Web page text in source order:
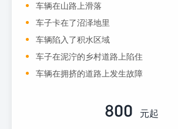
车辆在山路上滑落
车子卡在了沼泽地里
车辆陷入了积水区域
车子在泥泞的乡村道路上陷住
车辆在拥挤的道路上发生故障
800 元起